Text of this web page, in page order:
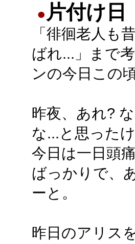
● 片付け日
「徘徊老人も
ばれ...」まで
ンの今日この頃
昨夜、あれ?
な...と思った
今日は一日頭
ばっかりで、
ーと。
昨日のアリス